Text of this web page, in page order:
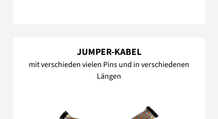
JUMPER-KABEL
mit verschieden vielen Pins und in verschiedenen
Längen